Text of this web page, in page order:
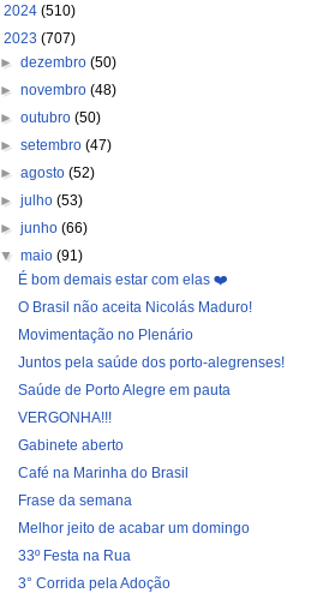
2024 (510)
2023 (707)
►dezembro(50)
►novembro(48)
►outubro(50)
►setembro(47)
►agosto(52)
►julho(53)
►junho(66)
▼maio(91)
É bom demais estar com elas ❤️
O Brasil não aceita Nicolás Maduro!
Movimentação no Plenário
Juntos pela saúde dos porto-alegrenses!
Saúde de Porto Alegre em pauta
VERGONHA!!!
Gabinete aberto
Café na Marinha do Brasil
Frase da semana
Melhor jeito de acabar um domingo
33º Festa na Rua
3° Corrida pela Adoção